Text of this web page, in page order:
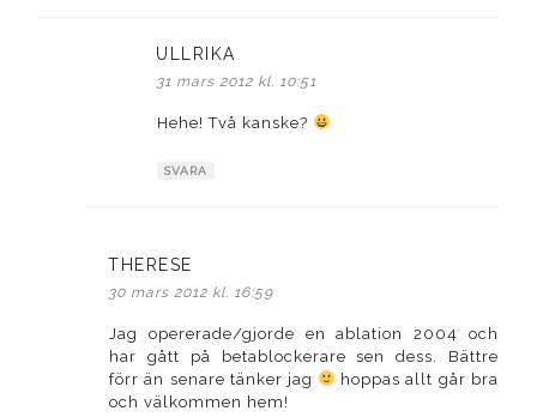
ULLRIKA
31 mars 2012 kl. 10:51
Hehe! Två kanske?
SVARA
THERESE
30 mars 2012 kl. 16:59
Jag opererade/gjorde en ablation 2004 och
har gått på betablockerare sen dess. Bättre
förr än senare tänker jag
hoppas allt går bra
och välkommen hem!